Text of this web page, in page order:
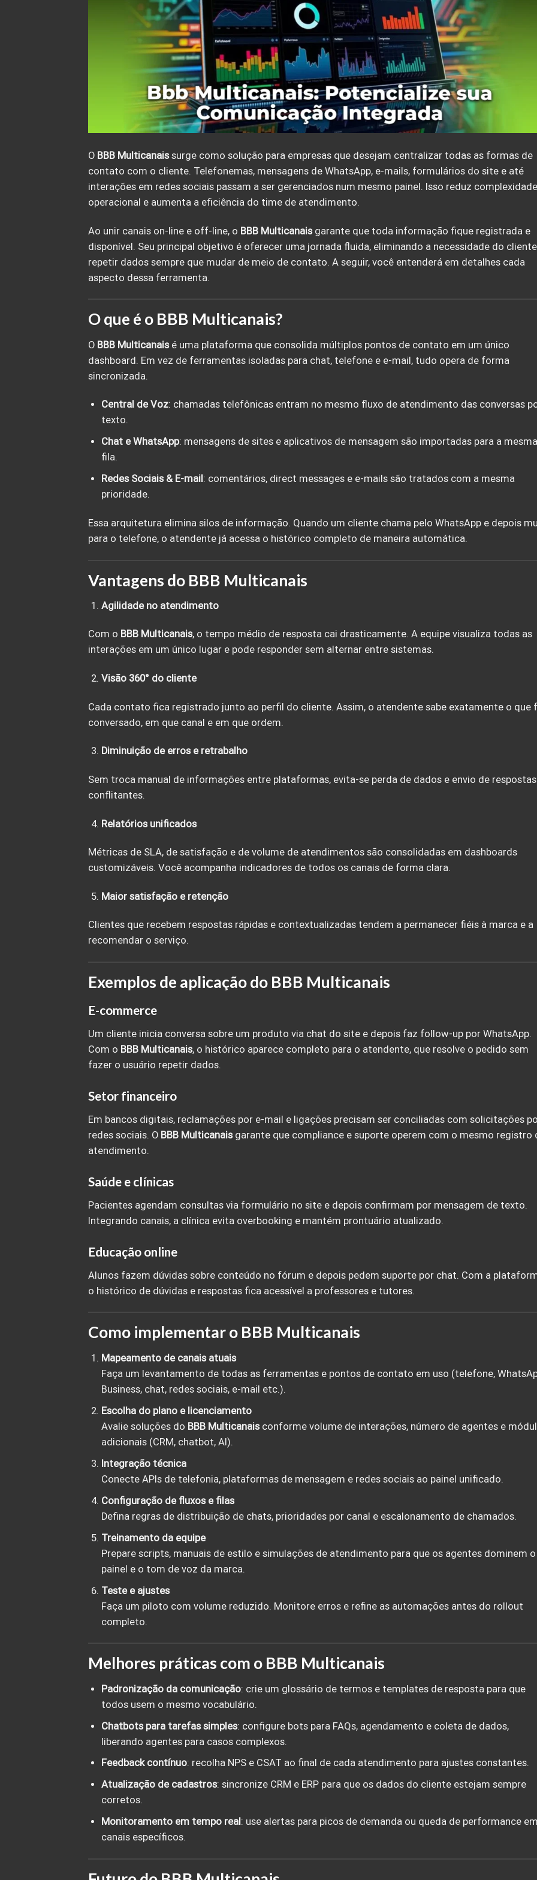
O BBB Multicanaissurge como solução para empresas que desejam centralizar todas as formas de
contato com o cliente. Telefonemas, mensagens de WhatsApp, e-mails, formulários do site e até
interações em redes sociais passam a ser gerenciados num mesmo painel. Isso reduz complexidade
operacional e aumenta a eficiência do time de atendimento.
Ao unir canais on-line e off-line, o BBB Multicanaisgarante que toda informação fique registrada e
disponível. Seu principal objetivo é oferecer uma jornada fluida, eliminando a necessidade do cliente
repetir dados sempre que mudar de meio de contato. A seguir, você entenderá em detalhes cada
aspecto dessa ferramenta.
O que é o BBB Multicanais?
O BBB Multicanaisé uma plataforma que consolida múltiplos pontos de contato em um único
dashboard. Em vez de ferramentas isoladas para chat, telefone e e-mail, tudo opera de forma
sincronizada.
Central de Voz: chamadas telefônicas entram no mesmo fluxo de atendimento das conversas
texto.
Chat e WhatsApp: mensagens de sites e aplicativos de mensagem são importadas para a mesma
fila.
Redes Sociais & E-mail : comentários, direct messages e e-mails são tratados com a mesma
prioridade.
Essa arquitetura elimina silos de informação. Quando um cliente chama pelo WhatsApp e depois
para o telefone, o atendente já acessa o histórico completo de maneira automática.
Vantagens do BBB Multicanais
Agilidade no atendimento
Com o BBB Multicanais, o tempo médio de resposta cai drasticamente. A equipe visualiza todas as
interações em um único lugar e pode responder sem alternar entre sistemas.
Visão 360° do cliente
Cada contato fica registrado junto ao perfil do cliente. Assim, o atendente sabe exatamente o que
conversado, em que canal e em que ordem.
Diminuição de erros e retrabalho
Sem troca manual de informações entre plataformas, evita-se perda de dados e envio de respostas
conflitantes.
Relatórios unificados
Métricas de SLA, de satisfação e de volume de atendimentos são consolidadas em dashboards
customizáveis. Você acompanha indicadores de todos os canais de forma clara.
Maior satisfação e retenção
Clientes que recebem respostas rápidas e contextualizadas tendem a permanecer fiéis à marca e a
recomendar o serviço.
Exemplos de aplicação do BBB Multicanais
E-commerce
Um cliente inicia conversa sobre um produto via chat do site e depois faz follow-up por WhatsApp.
Com o BBB Multicanais, o histórico aparece completo para o atendente, que resolve o pedido sem
fazer o usuário repetir dados.
Setor financeiro
Em bancos digitais, reclamações por e-mail e ligações precisam ser conciliadas com solicitações
redes sociais. O BBB Multicanaisgarante que compliance e suporte operem com o mesmo registro
atendimento.
Saúde e clínicas
Pacientes agendam consultas via formulário no site e depois confirmam por mensagem de texto.
Integrando canais, a clínica evita overbooking e mantém prontuário atualizado.
Educação online
Alunos fazem dúvidas sobre conteúdo no fórum e depois pedem suporte por chat. Com a
o histórico de dúvidas e respostas fica acessível a professores e tutores.
Como implementar o BBB Multicanais
Mapeamento de canais atuais
Faça um levantamento de todas as ferramentas e pontos de contato em uso (telefone,
Business, chat, redes sociais, e-mail etc.).
Escolha do plano e licenciamento
Avalie soluções do BBB Multicanaisconforme volume de interações, número de agentes e
adicionais (CRM, chatbot, AI).
Integração técnica
Conecte APIs de telefonia, plataformas de mensagem e redes sociais ao painel unificado.
Configuração de fluxos e filas
Defina regras de distribuição de chats, prioridades por canal e escalonamento de chamados.
Treinamento da equipe
Prepare scripts, manuais de estilo e simulações de atendimento para que os agentes dominem o
painel e o tom de voz da marca.
Teste e ajustes
Faça um piloto com volume reduzido. Monitore erros e refine as automações antes do rollout
completo.
Melhores práticas com o BBB Multicanais
Padronização da comunicação: crie um glossário de termos e templates de resposta para que
todos usem o mesmo vocabulário.
Chatbots para tarefas simples: configure bots para FAQs, agendamento e coleta de dados,
liberando agentes para casos complexos.
Feedback contínuo: recolha NPS e CSAT ao final de cada atendimento para ajustes constantes.
Atualização de cadastros: sincronize CRM e ERP para que os dados do cliente estejam sempre
corretos.
Monitoramento em tempo real : use alertas para picos de demanda ou queda de performance
canais específicos.